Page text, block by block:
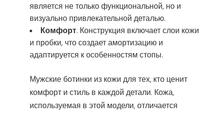
является не только функциональной, но и
визуально привлекательной деталью.
Комфорт. Конструкция включает слои кожи
и пробки, что создает амортизацию и
адаптируется к особенностям стопы.
Мужские ботинки из кожи для тех, кто ценит
комфорт и стиль в каждой детали. Кожа,
используемая в этой модели, отличается